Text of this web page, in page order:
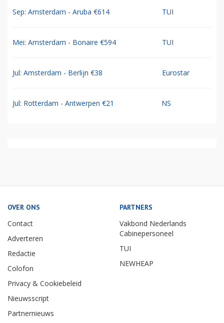
Sep: Amsterdam - Aruba €614 TUI
Mei: Amsterdam - Bonaire €594 TUI
Jul: Amsterdam - Berlijn €38 Eurostar
Jul: Rotterdam - Antwerpen €21 NS
OVER ONS
Contact
Adverteren
Redactie
Colofon
Privacy & Cookiebeleid
Nieuwsscript
Partnernieuws
PARTNERS
Vakbond Nederlands
Cabinepersoneel
TUI
NEWHEAP